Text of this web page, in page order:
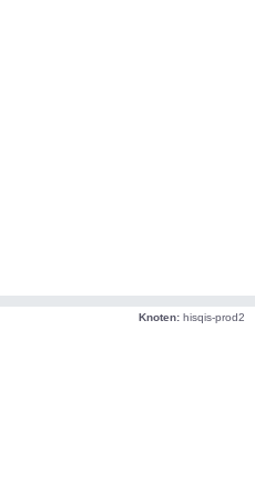
Knoten: hisqis-prod2